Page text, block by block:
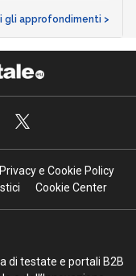
gli approfondimenti >
Privacy e Cookie Policy
Cookie Center
di testate e portali B2B